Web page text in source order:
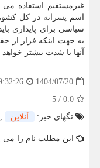
غیرمستقیم استفاده می
اسم پسرانه در کل
سیاسی برای پایداری
به جهت اینکه فرار از
آنها با شدت بیشتر خواهد
1404/07/20
0.0
/
5
تگهای خبر:
آنلاین ,
این مطلب نام را می